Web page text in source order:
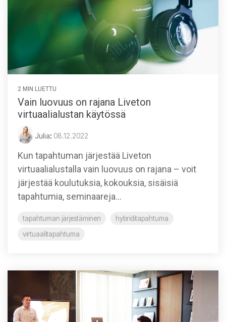
2 MIN LUETTU
Vain luovuus on rajana Liveton
virtuaalialustan käytössä
Julia: 08.12.2022
Kun tapahtuman järjestää Liveton
virtuaalialustalla vain luovuus on rajana – voit
järjestää koulutuksia, kokouksia, sisäisiä
tapahtumia, seminaareja...
tapahtuman järjestäminen
hybriditapahtuma
virtuaalitapahtuma